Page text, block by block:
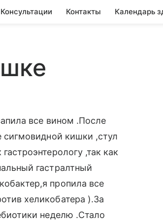
Консультации Контакты Календарь
все вином .После
сигмовидной кишки ,стул
,так как
гастралтный
пропила все
хеликобатера ).За
неделю .Стало